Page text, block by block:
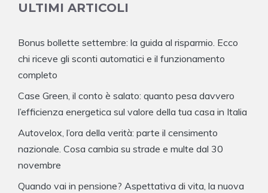
ULTIMI ARTICOLI
Bonus bollette settembre: la guida al risparmio. Ecco
chi riceve gli sconti automatici e il funzionamento
completo
Case Green, il conto è salato: quanto pesa davvero
l’efficienza energetica sul valore della tua casa in Italia
Autovelox, l’ora della verità: parte il censimento
nazionale. Cosa cambia su strade e multe dal 30
novembre
Quando vai in pensione? Aspettativa di vita, la nuova